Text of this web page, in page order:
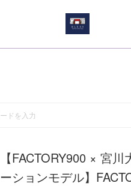
【FACTORY900 × 宮
ーションモデル】